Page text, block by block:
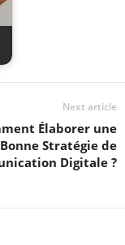
Next article
Élaborer une
Bonne Stratégie de
Digitale ?